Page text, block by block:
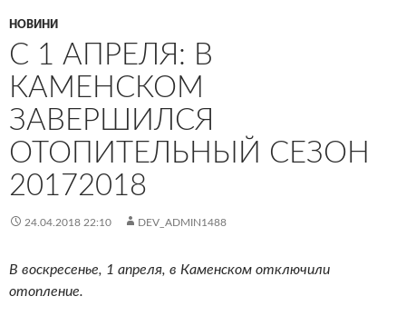
НОВИНИ
С 1 АПРЕЛЯ: В
КАМЕНСКОМ
ЗАВЕРШИЛСЯ
ОТОПИТЕЛЬНЫЙ СЕЗОН
20172018
24.04.2018 22:10 DEV_ADMIN1488
В воскресенье, 1 апреля, в Каменском отключили
отопление.